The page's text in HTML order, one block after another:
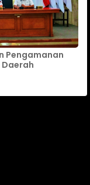
Pengamanan